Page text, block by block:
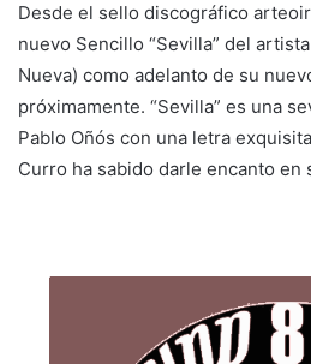
Desde el sello discográfico
nuevo Sencillo “Sevilla” del
Nueva) como adelanto de su
próximamente. “Sevilla” es una
Pablo Oñós con una letra
Curro ha sabido darle encanto en